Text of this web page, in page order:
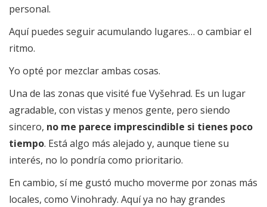
personal.
Aquí puedes seguir acumulando lugares… o cambiar el
ritmo.
Yo opté por mezclar ambas cosas.
Una de las zonas que visité fue Vyšehrad. Es un lugar
agradable, con vistas y menos gente, pero siendo
sincero, no me parece imprescindible si tienes poco
tiempo. Está algo más alejado y, aunque tiene su
interés, no lo pondría como prioritario.
En cambio, sí me gustó mucho moverme por zonas más
locales, como Vinohrady. Aquí ya no hay grandes